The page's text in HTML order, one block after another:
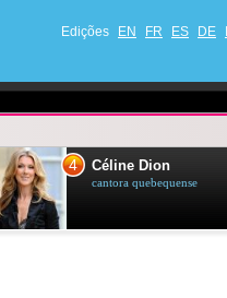
Edições EN FR ES DE
4 Céline Dion
cantora quebequense